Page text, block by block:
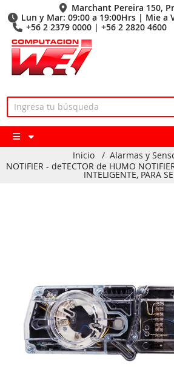
Marchant Pereira 150,
Lun y Mar: 09:00 a 19:00Hrs | Mie a
+56 2 2379 0000 | +56 2 2820 4600
Inicio / Alarmas y
NOTIFIER - deTECTOR de HUMO
INTELIGENTE, PARA